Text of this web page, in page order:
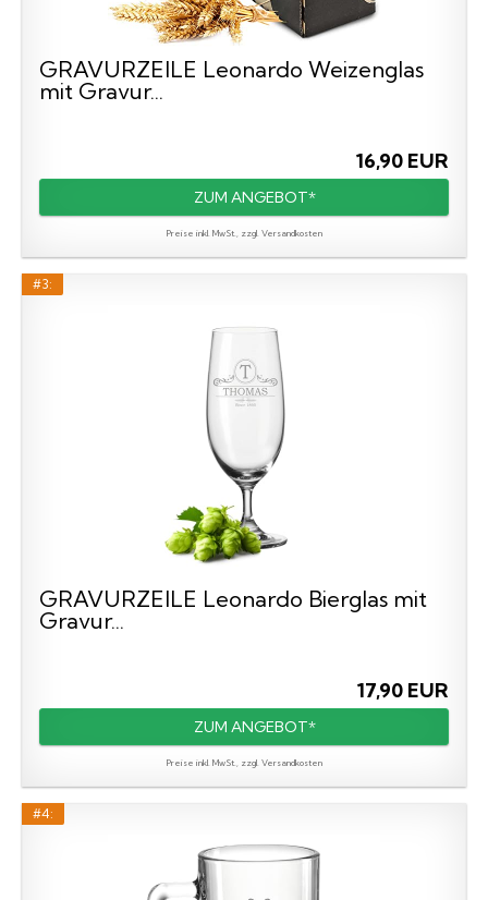
GRAVURZEILE Leonardo Weizenglas
mit Gravur...
16,90 EUR
ZUM ANGEBOT*
Preise inkl. MwSt., zzgl. Versandkosten
#3:
GRAVURZEILE Leonardo Bierglas mit
Gravur...
17,90 EUR
ZUM ANGEBOT*
Preise inkl. MwSt., zzgl. Versandkosten
#4: